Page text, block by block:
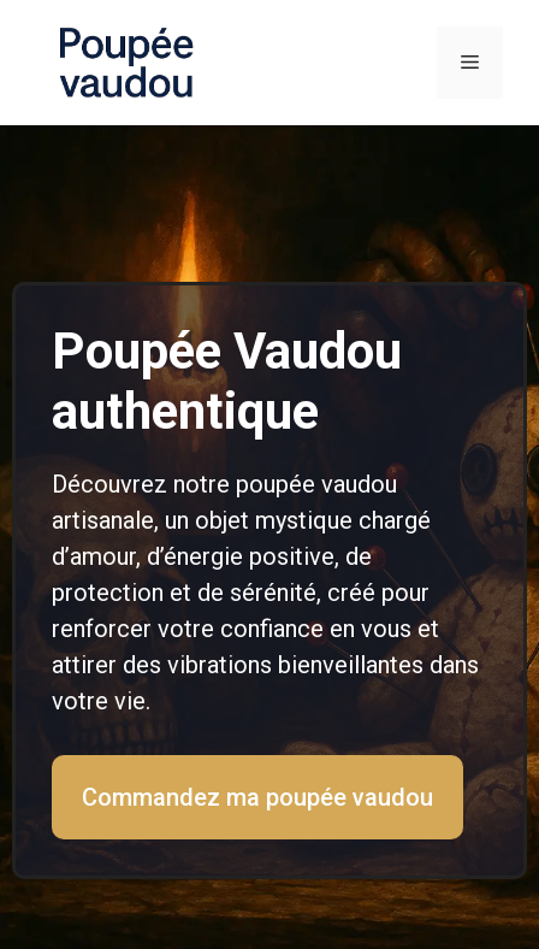
Poupée Vaudou
authentique
Découvrez notre poupée vaudou
artisanale, un objet mystique chargé
d’amour, d’énergie positive, de
protection et de sérénité, créé pour
renforcer votre confiance en vous et
attirer des vibrations bienveillantes dans
votre vie.
Commandez ma poupée vaudou